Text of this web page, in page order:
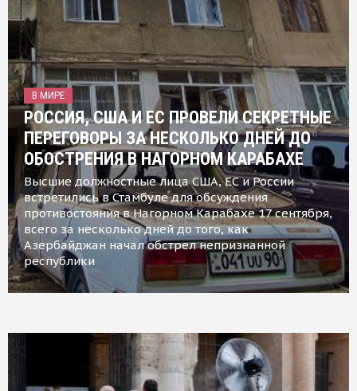
В МИРЕ
РОССИЯ, США И ЕС ПРОВЕЛИ СЕКРЕТНЫЕ
ПЕРЕГОВОРЫ ЗА НЕСКОЛЬКО ДНЕЙ ДО
ОБОСТРЕНИЯ В НАГОРНОМ КАРАБАХЕ
Высшие должностные лица США, ЕС и России
встретились в Стамбуле для обсуждения
противостояния в Нагорном Карабахе 17 сентября,
всего за несколько дней до того, как
Азербайджан начал обстрел непризнанной
республики